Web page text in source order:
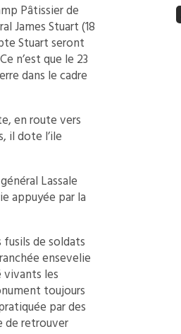
Pâtissier de
James Stuart (18
Stuart seront
n’est que le 23
dans le cadre
en route vers
il dote l’ile
Lassale
appuyée par la
de soldats
ensevelie
vivants les
toujours
par des
de retrouver